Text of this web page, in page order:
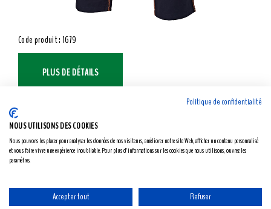
Code produit : 1679
PLUS DE DÉTAILS
Politique de confidentialité
NOUS UTILISONS DES COOKIES
Nous pouvons les placer pour analyser les données de nos visiteurs, améliorer notre site Web, afficher un contenu personnalisé
et vous faire vivre une expérience inoubliable. Pour plus d'informations sur les cookies que nous utilisons, ouvrez les
paramètres.
Accepter tout Refuser